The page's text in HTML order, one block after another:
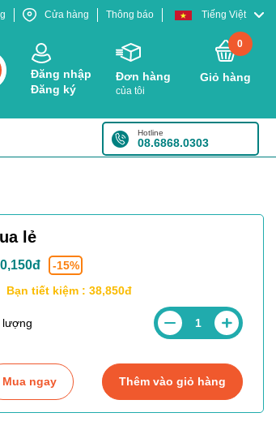
Cửa hàng Thông báo Tiếng Việt
Đăng nhập
Đăng ký
Đơn hàng
của tôi
0
Giỏ hàng
Hotline
08.6868.0303
lẻ
-15%
Bạn tiết kiệm : 38,850đ
lượng
Mua ngay Thêm vào giỏ hàng